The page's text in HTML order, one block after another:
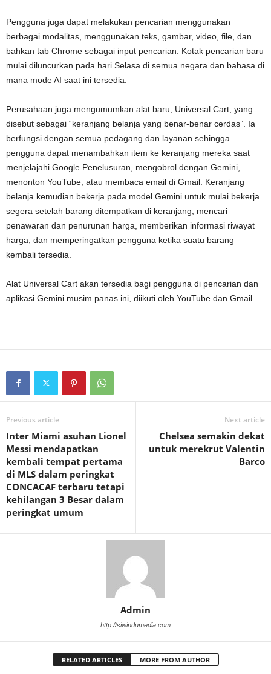
Pengguna juga dapat melakukan pencarian menggunakan
berbagai modalitas, menggunakan teks, gambar, video, file, dan
bahkan tab Chrome sebagai input pencarian. Kotak pencarian baru
mulai diluncurkan pada hari Selasa di semua negara dan bahasa di
mana mode AI saat ini tersedia.
Perusahaan juga mengumumkan alat baru, Universal Cart, yang
disebut sebagai “keranjang belanja yang benar-benar cerdas”. Ia
berfungsi dengan semua pedagang dan layanan sehingga
pengguna dapat menambahkan item ke keranjang mereka saat
menjelajahi Google Penelusuran, mengobrol dengan Gemini,
menonton YouTube, atau membaca email di Gmail. Keranjang
belanja kemudian bekerja pada model Gemini untuk mulai bekerja
segera setelah barang ditempatkan di keranjang, mencari
penawaran dan penurunan harga, memberikan informasi riwayat
harga, dan memperingatkan pengguna ketika suatu barang
kembali tersedia.
Alat Universal Cart akan tersedia bagi pengguna di pencarian dan
aplikasi Gemini musim panas ini, diikuti oleh YouTube dan Gmail.
Previous article
Inter Miami asuhan Lionel
Messi mendapatkan
kembali tempat pertama
di MLS dalam peringkat
CONCACAF terbaru tetapi
kehilangan 3 Besar dalam
peringkat umum
Next article
Chelsea semakin dekat
untuk merekrut Valentin
Barco
Admin
http://siwindumedia.com
RELATED ARTICLES MORE FROM AUTHOR